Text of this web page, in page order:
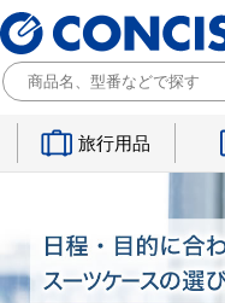
旅行用品